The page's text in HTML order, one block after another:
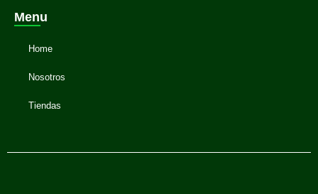
Menu
Home
Nosotros
Tiendas